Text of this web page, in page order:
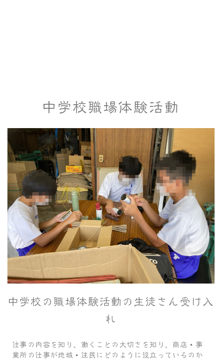
中学校職場体験活動
中学校の職場体験活動の生徒さん受け入
れ
仕事の内容を知り、働くことの大切さを知り、商店・事
業所の仕事が地域・住民にどのように役立っているのか